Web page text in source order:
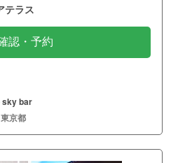
テラス
認・予約
sky bar
京都